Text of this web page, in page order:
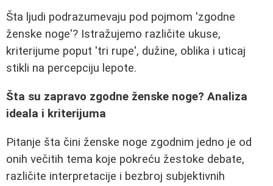
Šta ljudi podrazumevaju pod pojmom 'zgodne
ženske noge'? Istražujemo različite ukuse,
kriterijume poput 'tri rupe', dužine, oblika i uticaj
stikli na percepciju lepote.
Šta su zapravo zgodne ženske noge? Analiza
ideala i kriterijuma
Pitanje šta čini ženske noge zgodnim jedno je od
onih večitih tema koje pokreću žestoke debate,
različite interpretacije i bezbroj subjektivnih